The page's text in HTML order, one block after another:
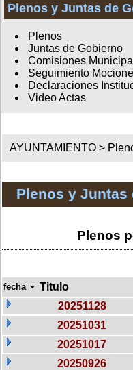
Plenos y Juntas de
Plenos
Juntas de Gobierno
Comisiones
Seguimiento
Declaraciones
Video Actas
AYUNTAMIENTO >
Plenos y Juntas
Plenos
fecha Titulo
20251128
20251031
20251017
20250926